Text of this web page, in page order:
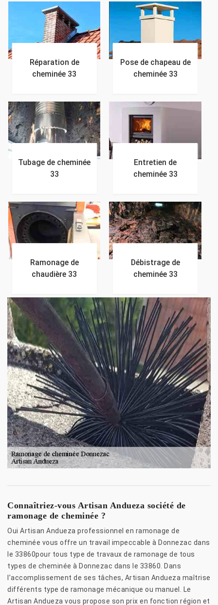
Réparation de
cheminée 33
Pose de chapeau de
cheminée 33
Tubage de cheminée
33
Entretien de
cheminée 33
Ramonage de
chaudière 33
Débistrage de
cheminée 33
Connaîtriez-vous Artisan Andueza société de
ramonage de cheminée ?
Oui Artisan Andueza professionnel en ramonage de
cheminée vous offre un travail impeccable à Donnezac dans
le 33860pour tous type de travaux de ramonage de tous
types de cheminée à Donnezac dans le 33860. Dans
l’accomplissement de ses tâches, Artisan Andueza maîtrise
différents type de ramonage mécanique ou manuel. Le
Artisan Andueza vous propose son prix en fonction région et